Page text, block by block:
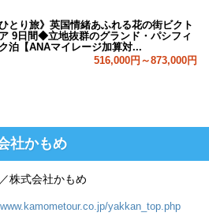
ひとり旅》英国情緒あふれる花の街ビクト
9日間◆立地抜群のグランド・パシフィ
泊【ANAマイレージ加算対...
516,000円～873,000円
社かもめ
株式会社かもめ
yakkan_top.php